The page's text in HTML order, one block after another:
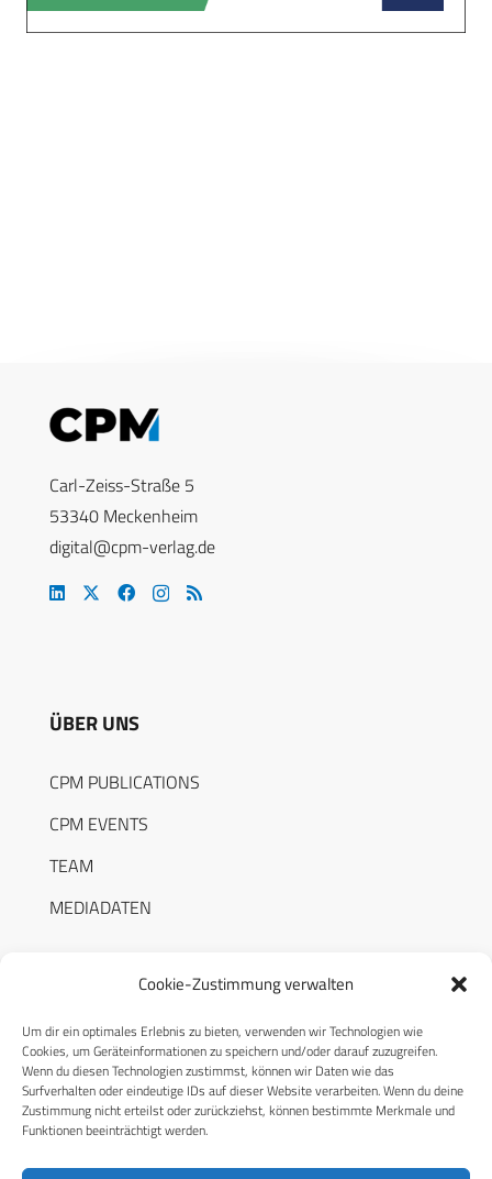
Cookie-Zustimmung verwalten
Um dir ein optimales Erlebnis zu bieten, verwenden wir Technologien wie
Cookies, um Geräteinformationen zu speichern und/oder darauf zuzugreifen.
Wenn du diesen Technologien zustimmst, können wir Daten wie das
Surfverhalten oder eindeutige IDs auf dieser Website verarbeiten. Wenn du deine
Zustimmung nicht erteilst oder zurückziehst, können bestimmte Merkmale und
Funktionen beeinträchtigt werden.
Carl-Zeiss-Straße 5
53340 Meckenheim
digital@cpm-verlag.de
ÜBER UNS
CPM PUBLICATIONS
CPM EVENTS
TEAM
MEDIADATEN
RECHTLICHES
Datenschutzerklärung
Cookie-Richtlinie (EU)